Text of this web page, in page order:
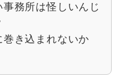
務所は怪しいんじ
き込まれないか